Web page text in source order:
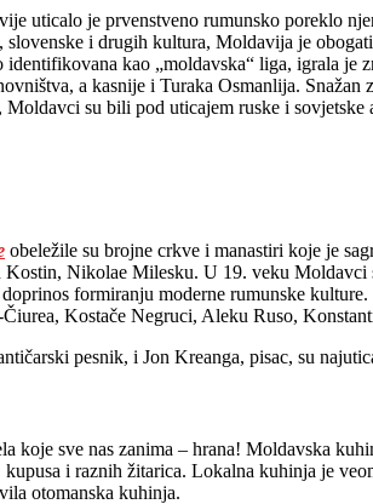
uticalo je prvenstveno rumunsko poreklo
slovenske i drugih kultura, Moldavija je
identifikovana kao „moldavska“ liga, igrala
a kasnije i Turaka Osmanlija.
su bili pod uticajem ruske i
obeležile su brojne crkve i manastiri koje je
Nikolae Milesku. U 19. veku
formiranju moderne rumunske
Kostače Negruci, Aleku Ruso,
pesnik, i Jon Kreanga, pisac, su
koje sve nas zanima – hrana! Moldavska
kupusa i raznih žitarica. Lokalna kuhinja je
otomanska kuhinja.